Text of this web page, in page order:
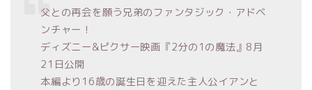
父との再会を願う兄弟のファンタジック・アドベ
ンチャー！
ディズニー&ピクサー映画『2分の1の魔法』8月
21日公開
本編より16歳の誕生日を迎えた主人公イアンと